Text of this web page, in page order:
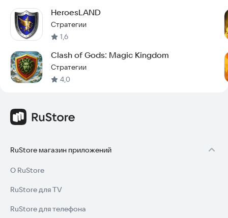
HeroesLAND
Стратегии
1,6
Clash of Gods: Magic Kingdom
Стратегии
4,0
RuStore магазин приложений
О RuStore
RuStore для TV
RuStore для телефона